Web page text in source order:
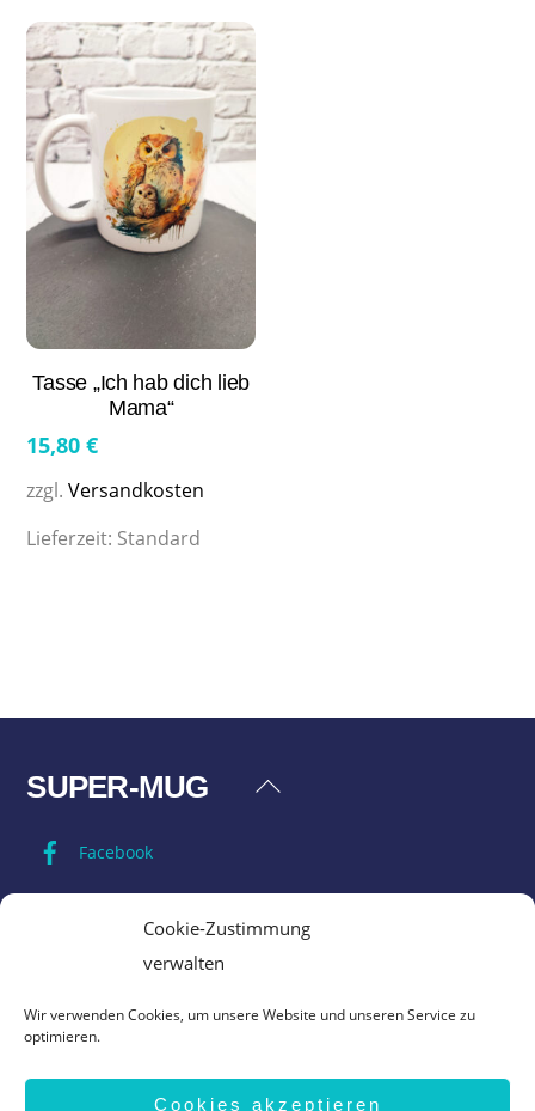
Cookie-Zustimmung
verwalten
Wir verwenden Cookies, um unsere Website und unseren Service zu
optimieren.
Cookies akzeptieren
Tasse „Ich hab dich lieb
Mama“
15,80€
zzgl.Versandkosten
Lieferzeit: Standard
Back
SUPER-MUG
Facebook